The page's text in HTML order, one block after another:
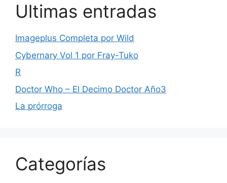
Ultimas entradas
Imageplus Completa por Wild
Cybernary Vol 1 por Fray-Tuko
R
Doctor Who – El Decimo Doctor Año3
La prórroga
Categorías